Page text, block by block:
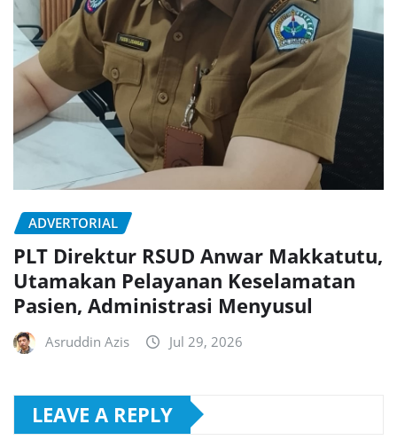
ADVERTORIAL
PLT Direktur RSUD Anwar Makkatutu,
Utamakan Pelayanan Keselamatan
Pasien, Administrasi Menyusul
Asruddin Azis Jul 29, 2026
LEAVE A REPLY